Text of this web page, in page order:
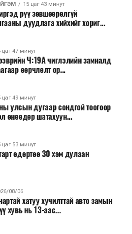
15 цаг 43 минут
рүү зөвшөөрөлгүй
дуудлага хийхийг хориг...
цаг 47 минут
Ч:19А чиглэлийн замналд
өөрчлөлт ор...
цаг 49 минут
улсын дугаар сондгой тоогоор
өнөөдөр шатахуун...
цаг 53 минут
өдөртөө 30 хэм дулаан
08/06
хатуу хучилттай авто замын
хувь нь 13-аас...